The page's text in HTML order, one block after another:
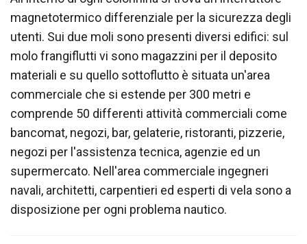
magnetotermico differenziale per la sicurezza degli
utenti. Sui due moli sono presenti diversi edifici: sul
molo frangiflutti vi sono magazzini per il deposito
materiali e su quello sottoflutto è situata un'area
commerciale che si estende per 300 metri e
comprende 50 differenti attività commerciali come
bancomat, negozi, bar, gelaterie, ristoranti, pizzerie,
negozi per l'assistenza tecnica, agenzie ed un
supermercato. Nell'area commerciale ingegneri
navali, architetti, carpentieri ed esperti di vela sono a
disposizione per ogni problema nautico.